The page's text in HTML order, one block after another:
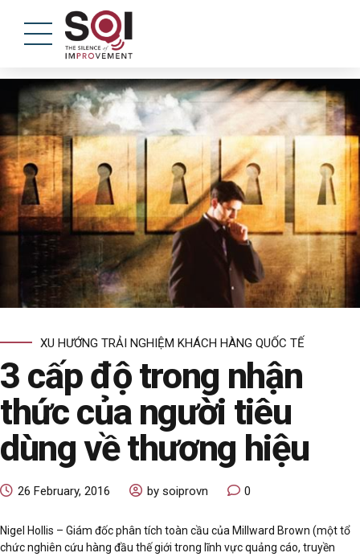
XU HƯỚNG TRẢI NGHIỆM KHÁCH HÀNG QUỐC TẾ
3 cấp độ trong nhận
thức của người tiêu
dùng về thương hiệu
26 February, 2016 by soiprovn 0
Nigel Hollis – Giám đốc phân tích toàn cầu của Millward Brown (một tổ
chức nghiên cứu hàng đầu thế giới trong lĩnh vực quảng cáo, truyền